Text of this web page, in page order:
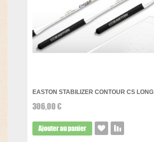
EASTON STABILIZER CONTOUR CS LONG
306,00 €
Ajouter au panier